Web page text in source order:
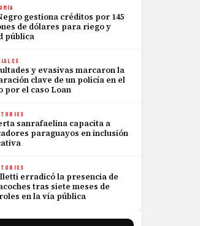
gestiona créditos por 145
de dólares para riego y
pública
y evasivas marcaron la
clave de un policía en el
por el caso Loan
sanrafaelina capacita a
paraguayos en inclusión
erradicó la presencia de
tras siete meses de
en la vía pública